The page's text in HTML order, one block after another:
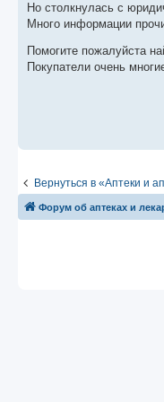
и
е
Но столкнулась с
Много информации
Помогите пожалуйста
Покупатели очень
Вернуться в «Аптеки и
Форум об аптеках и